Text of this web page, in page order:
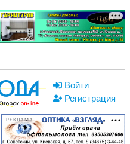
Войти
Регистрация
РЕКЛАМА